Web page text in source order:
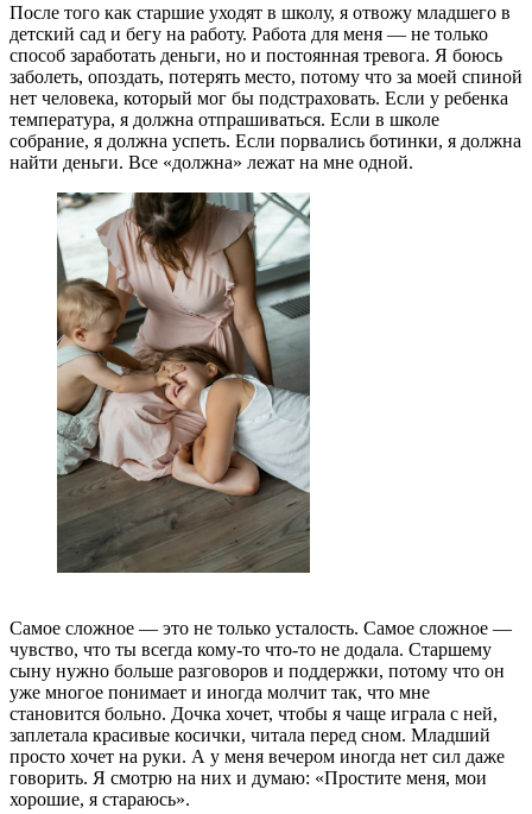
После того как старшие уходят в школу, я отвожу младшего в
детский сад и бегу на работу. Работа для меня — не только
способ заработать деньги, но и постоянная тревога. Я боюсь
заболеть, опоздать, потерять место, потому что за моей спиной
нет человека, который мог бы подстраховать. Если у ребенка
температура, я должна отпрашиваться. Если в школе
собрание, я должна успеть. Если порвались ботинки, я должна
найти деньги. Все «должна» лежат на мне одной.
Самое сложное — это не только усталость. Самое сложное —
чувство, что ты всегда кому-то что-то не додала. Старшему
сыну нужно больше разговоров и поддержки, потому что он
уже многое понимает и иногда молчит так, что мне
становится больно. Дочка хочет, чтобы я чаще играла с ней,
заплетала красивые косички, читала перед сном. Младший
просто хочет на руки. А у меня вечером иногда нет сил даже
говорить. Я смотрю на них и думаю: «Простите меня, мои
хорошие, я стараюсь».